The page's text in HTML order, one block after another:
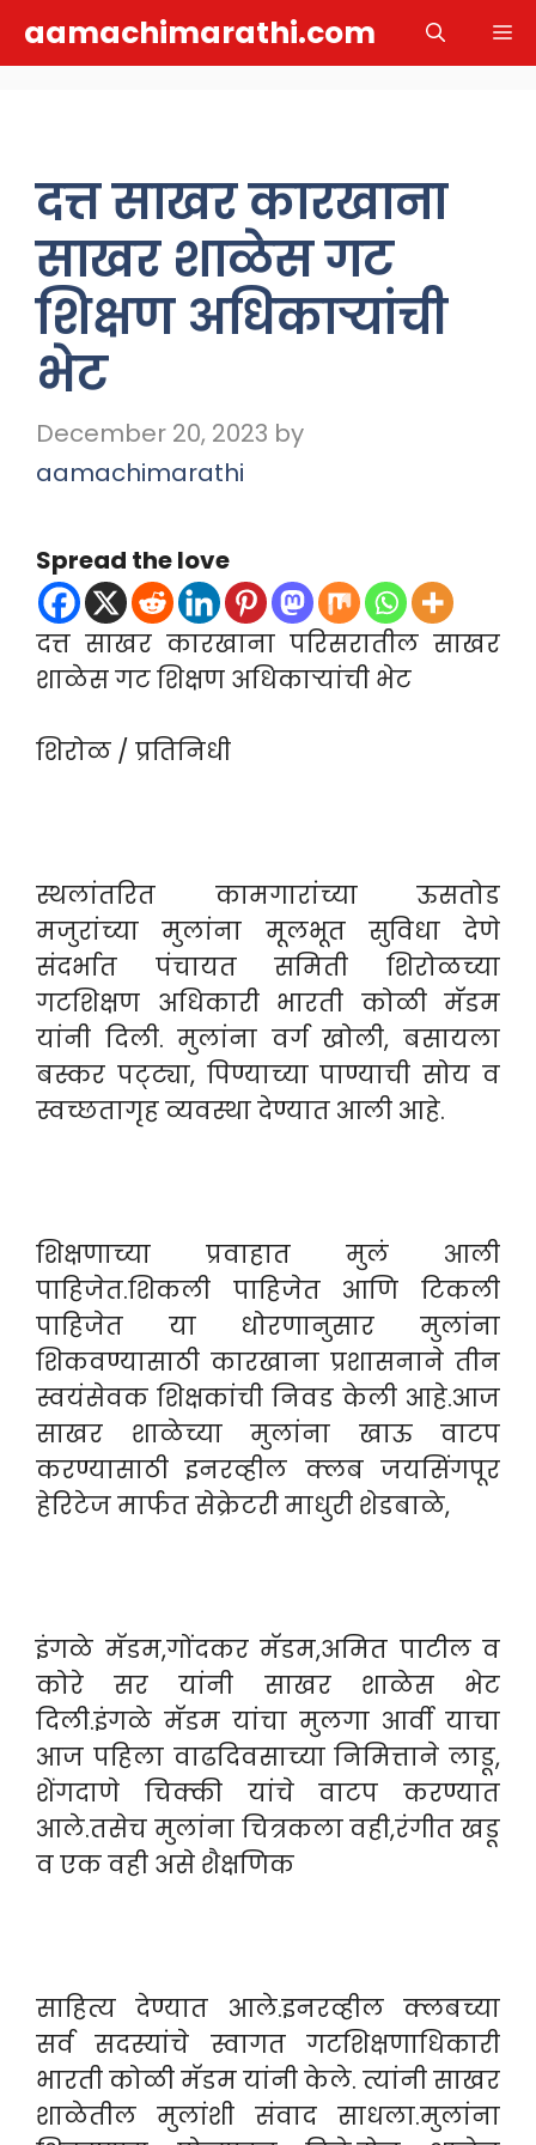
aamachimarathi.com
दत्त साखर कारखाना
साखर शाळेस गट
शिक्षण अधिकाऱ्यांची
भेट
December 20, 2023 by
aamachimarathi
Spread the love
दत्त साखर कारखाना परिसरातील साखर
शाळेस गट शिक्षण अधिकाऱ्यांची भेट
शिरोळ / प्रतिनिधी
स्थलांतरित कामगारांच्या ऊसतोड
मजुरांच्या मुलांना मूलभूत सुविधा देणे
संदर्भात पंचायत समिती शिरोळच्या
गटशिक्षण अधिकारी भारती कोळी मॅडम
यांनी दिली. मुलांना वर्ग खोली, बसायला
बस्कर पट्ट्या, पिण्याच्या पाण्याची सोय व
स्वच्छतागृह व्यवस्था देण्यात आली आहे.
शिक्षणाच्या प्रवाहात मुलं आली
पाहिजेत.शिकली पाहिजेत आणि टिकली
पाहिजेत या धोरणानुसार मुलांना
शिकवण्यासाठी कारखाना प्रशासनाने तीन
स्वयंसेवक शिक्षकांची निवड केली आहे.आज
साखर शाळेच्या मुलांना खाऊ वाटप
करण्यासाठी इनरव्हील क्लब जयसिंगपूर
हेरिटेज मार्फत सेक्रेटरी माधुरी शेडबाळे,
इंगळे मॅडम,गोंदकर मॅडम,अमित पाटील व
कोरे सर यांनी साखर शाळेस भेट
दिली.इंगळे मॅडम यांचा मुलगा आर्वी याचा
आज पहिला वाढदिवसाच्या निमित्ताने लाडू,
शेंगदाणे चिक्की यांचे वाटप करण्यात
आले.तसेच मुलांना चित्रकला वही,रंगीत खडू
व एक वही असे शैक्षणिक
साहित्य देण्यात आले.इनरव्हील क्लबच्या
सर्व सदस्यांचे स्वागत गटशिक्षणाधिकारी
भारती कोळी मॅडम यांनी केले. त्यांनी साखर
शाळेतील मुलांशी संवाद साधला.मुलांना